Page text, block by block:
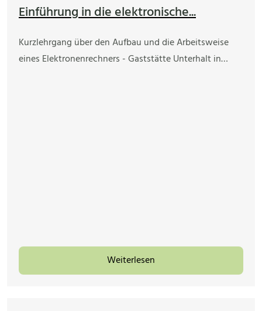
Einführung in die elektronische...
Kurzlehrgang über den Aufbau und die Arbeitsweise
eines Elektronenrechners - Gaststätte Unterhalt in…
Weiterlesen